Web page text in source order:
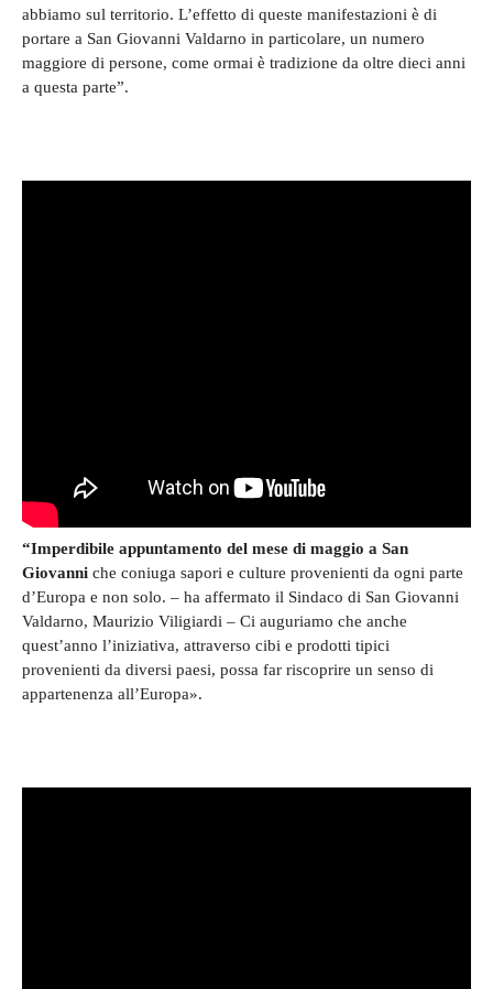
abbiamo sul territorio. L’effetto di queste manifestazioni è di
portare a San Giovanni Valdarno in particolare, un numero
maggiore di persone, come ormai è tradizione da oltre dieci anni
a questa parte”.
“Imperdibile appuntamento del mese di maggio a San
Giovanni che coniuga sapori e culture provenienti da ogni parte
d’Europa e non solo. – ha affermato il Sindaco di San Giovanni
Valdarno, Maurizio Viligiardi – Ci auguriamo che anche
quest’anno l’iniziativa, attraverso cibi e prodotti tipici
provenienti da diversi paesi, possa far riscoprire un senso di
appartenenza all’Europa».